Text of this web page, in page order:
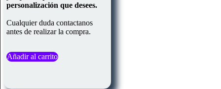
personalización que desees.
Cualquier duda contactanos
antes de realizar la compra.
Añadir al carrito